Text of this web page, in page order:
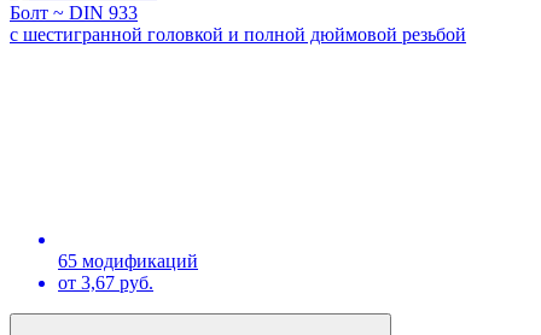
Болт ~ DIN 933
с шестигранной головкой и полной дюймовой резьбой
65 модификаций
от 3,67 руб.